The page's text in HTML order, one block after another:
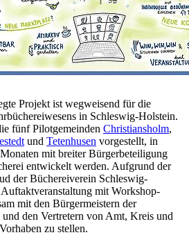
Projekt ist wegweisend für die
in Schleswig-Holstein.
fünf Pilotgemeinden Christiansholm,
und Tetenhusen vorgestellt, in
mit breiter Bürgerbeteiligung
entwickelt werden. Aufgrund der
der Büchereiverein Schleswig-
mit Workshop-
mit den Bürgermeistern der
den Vertretern von Amt, Kreis und
zu stellen.